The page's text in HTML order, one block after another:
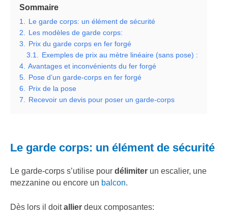
Sommaire
1. Le garde corps: un élément de sécurité
2. Les modèles de garde corps:
3. Prix du garde corps en fer forgé
3.1. Exemples de prix au mètre linéaire (sans pose) :
4. Avantages et inconvénients du fer forgé
5. Pose d’un garde-corps en fer forgé
6. Prix de la pose
7. Recevoir un devis pour poser un garde-corps
Le garde corps: un élément de sécurité
Le garde-corps s’utilise pour délimiter un escalier, une
mezzanine ou encore un balcon.
Dès lors il doitallier deux composantes: